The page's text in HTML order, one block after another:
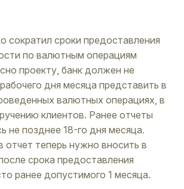
сократил сроки предоставления
по валютным операциям
проекту, банк должен не
дня месяца представить в
валютных операциях, в
клиентов. Ранее отчеты
не позднее 18-го дня месяца.
отчет теперь нужно вносить в
срока предоставления
ранее допустимого 1 месяца.